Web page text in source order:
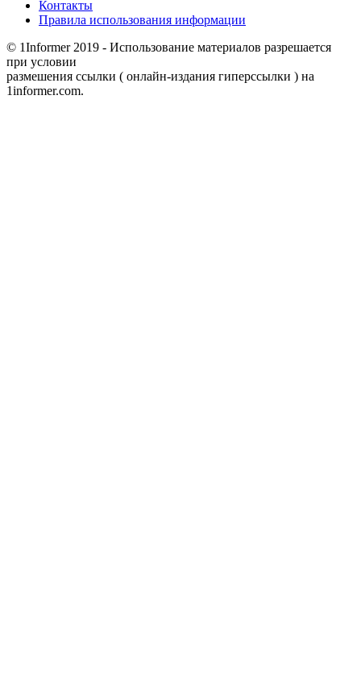
Контакты
Правила использования информации
© 1Informer 2019 - Использование материалов разрешается
при условии
размешения ссылки ( онлайн-издания гиперссылки ) на
1informer.com.